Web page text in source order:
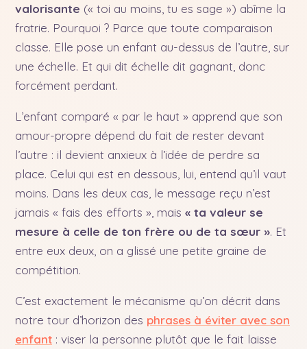
valorisante (« toi au moins, tu es sage ») abîme la
fratrie. Pourquoi ? Parce que toute comparaison
classe. Elle pose un enfant au-dessus de l’autre, sur
une échelle. Et qui dit échelle dit gagnant, donc
forcément perdant.
L’enfant comparé « par le haut » apprend que son
amour-propre dépend du fait de rester devant
l’autre : il devient anxieux à l’idée de perdre sa
place. Celui qui est en dessous, lui, entend qu’il vaut
moins. Dans les deux cas, le message reçu n’est
jamais « fais des efforts », mais « ta valeur se
mesure à celle de ton frère ou de ta sœur ». Et
entre eux deux, on a glissé une petite graine de
compétition.
C’est exactement le mécanisme qu’on décrit dans
notre tour d’horizon des phrases à éviter avec son
enfant : viser la personne plutôt que le fait laisse